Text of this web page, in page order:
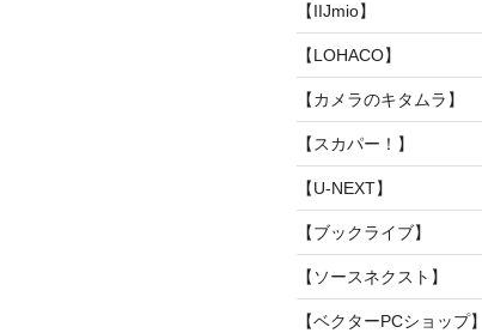
【IIJmio】
【LOHACO】
【カメラのキタムラ】
【スカパー！】
【U-NEXT】
【ブックライブ】
【ソースネクスト】
【ベクターPCショップ】